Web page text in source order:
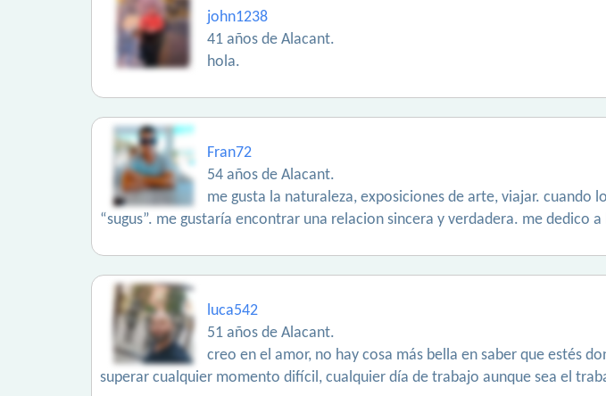
john1238
41 años de Alacant.
hola.
Fran72
54 años de Alacant.
me gusta la naturaleza, exposiciones de arte, viajar. cuando
“sugus”. me gustaría encontrar una relacion sincera y verdadera. me
luca542
51 años de Alacant.
creo en el amor, no hay cosa más bella en saber que estés
superar cualquier momento difícil, cualquier día de trabajo aunque sea el